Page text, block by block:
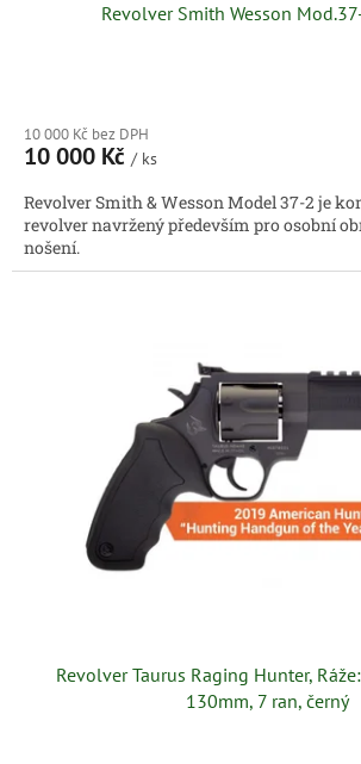
Revolver Smith Wesson
10 000 Kč bez DPH
10 000 Kč / ks
Revolver Smith & Wesson Model 37-2 je
revolver navržený především pro osobní
nošení.
Revolver Taurus Raging Hunter,
130mm, 7 ran, černý